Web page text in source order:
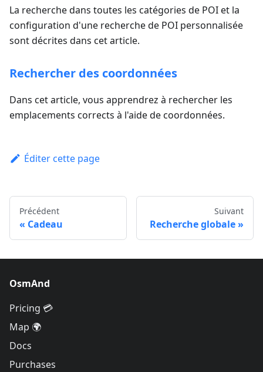
La recherche dans toutes les catégories de POI et la
configuration d'une recherche de POI personnalisée
sont décrites dans cet article.
Rechercher des coordonnées
Dans cet article, vous apprendrez à rechercher les
emplacements corrects à l'aide de coordonnées.
Éditer cette page
Précédent
Cadeau
Suivant
Recherche globale
OsmAnd
Pricing 💳
Map 🌍
Docs
Purchases